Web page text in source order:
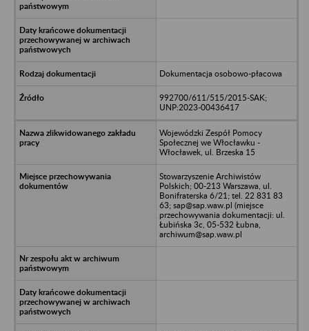
Dokumentacja osobowo-płacowa
992700/611/515/2015-SAK;
UNP:2023-00436417
Wojewódzki Zespół Pomocy
Społecznej we Włocławku -
Włocławek, ul. Brzeska 15
Stowarzyszenie Archiwistów
Polskich; 00-213 Warszawa, ul.
Bonifraterska 6/21; tel. 22 831 83
63; sap@sap.waw.pl (miejsce
przechowywania dokumentacji: ul.
Łubińska 3c, 05-532 Łubna,
archiwum@sap.waw.pl